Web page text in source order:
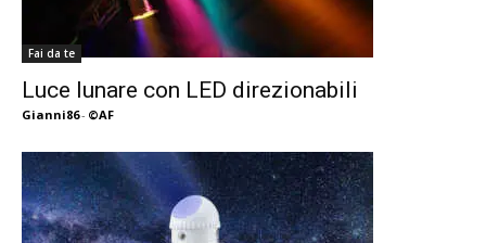
Fai da te
Luce lunare con LED direzionabili
Gianni86- ©AF